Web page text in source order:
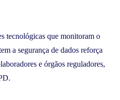
tecnológicas que monitoram o
a segurança de dados reforça
e órgãos reguladores,